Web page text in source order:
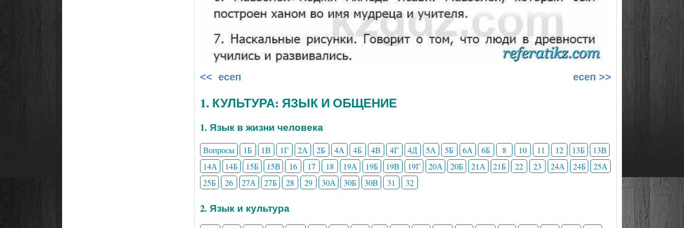
<< есеп есеп >>
1. КУЛЬТУРА: ЯЗЫК И ОБЩЕНИЕ
1. Язык в жизни человека
Вопросы 1Б 1В 1Г 2А 2Б 4А 4Б 4В 4Г 4Д 5А 5Б 6А 6Б 8 10 11 12 13Б
13В
14А
14Б 15Б 15В 16 17 18 19А 19Б 19В 19Г 20А 20Б 21А 21Б 22 23 24А 24Б
25А
25Б
26 27А 27Б 28 29 30А 30Б 30В 31 32
2. Язык и культура